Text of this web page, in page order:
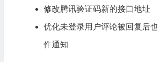
修改腾讯验证码新的接口地址
优化未登录用户评论被回复后
件通知